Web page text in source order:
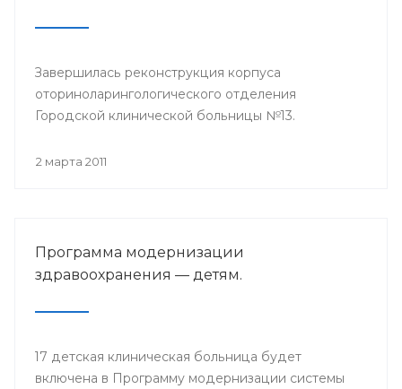
Завершилась реконструкция корпуса
оториноларингологического отделения
Городской клинической больницы №13.
2 марта 2011
Программа модернизации
здравоохранения — детям.
17 детская клиническая больница будет
включена в Программу модернизации системы